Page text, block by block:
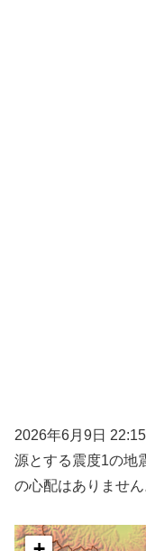
2026年6月9日
源とする震度1の地
の心配はありません